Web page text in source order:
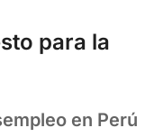
para la
en Perú